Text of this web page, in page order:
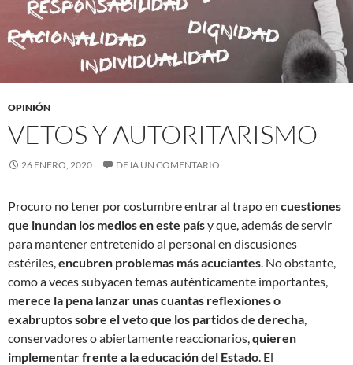
OPINIÓN
VETOS Y AUTORITARISMO
26 ENERO, 2020 DEJA UN COMENTARIO
Procuro no tener por costumbre entrar al trapo en cuestiones
que inundan los medios en este paísy que, además de servir
para mantener entretenido al personal en discusiones
estériles, encubren problemas más acuciantes . No obstante,
como a veces subyacen temas auténticamente importantes,
merece la pena lanzar unas cuantas reflexiones o
exabruptos sobre el veto que los partidos de derecha
conservadores o abiertamente reaccionarios, quieren
implementar frente a la educación del Estado . El